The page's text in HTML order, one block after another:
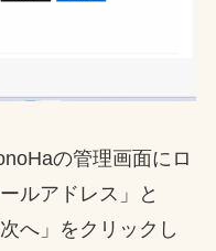
の管理画面にロ
ルアドレス」と
へ」をクリックし